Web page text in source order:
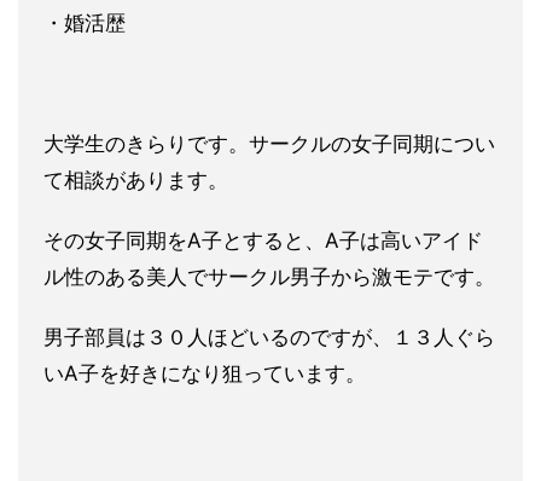
・婚活歴
大学生のきらりです。サークルの女子同期につい
て相談があります。
その女子同期をA子とすると、A子は高いアイド
ル性のある美人でサークル男子から激モテです。
男子部員は３０人ほどいるのですが、１３人ぐら
いA子を好きになり狙っています。